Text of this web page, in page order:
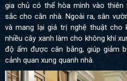
gia chủ có thể hòa mình vào thiên
sắc cho căn nhà. Ngoài ra, sân
và mang lại giá trị nghệ thuật cho
nhiều cây xanh làm cho không khí
độ ẩm được cân bằng, giúp giảm
cảnh quan xung quanh nhà.